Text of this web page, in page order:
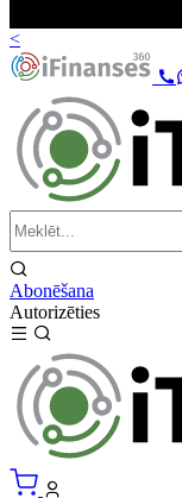
<
Abonēšana
Autorizēties